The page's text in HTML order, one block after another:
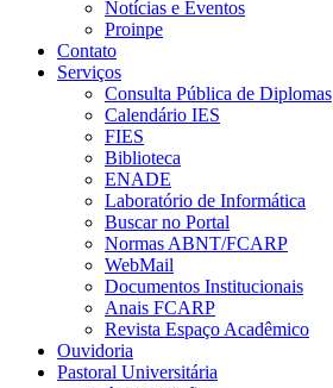
Notícias e Eventos
Proinpe
Contato
Serviços
Consulta Pública de Diplomas
Calendário IES
FIES
Biblioteca
ENADE
Laboratório de Informática
Buscar no Portal
Normas ABNT/FCARP
WebMail
Documentos Institucionais
Anais FCARP
Revista Espaço Acadêmico
Ouvidoria
Pastoral Universitária